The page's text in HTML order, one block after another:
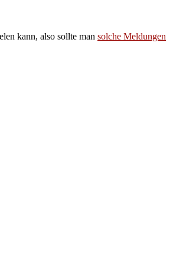
kann, also sollte man solche Meldungen